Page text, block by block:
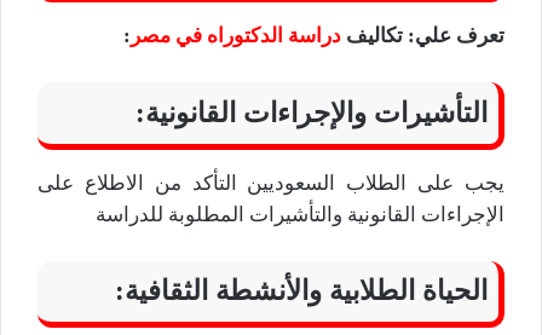
تعرف علي: تكاليف دراسة الدكتوراه في مصر :
التأشيرات والإجراءات القانونية:
يجب على الطلاب السعوديين التأكد من الاطلاع على
الإجراءات القانونية والتأشيرات المطلوبة للدراسة
الحياة الطلابية والأنشطة الثقافية: